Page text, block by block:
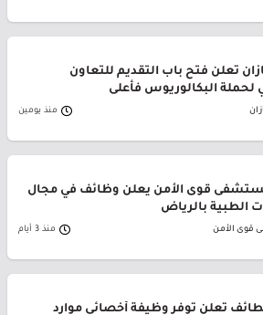
تعلن فتح باب التقديم للتعاون
لحملة البكالوريوس فأعلى
منذ يومين
قوى الأمن يعلن وظائف في مجال
الطبية بالرياض
قوى الأمن منذ 3 أيام
تعلن توفر وظيفة أخصائي موارد